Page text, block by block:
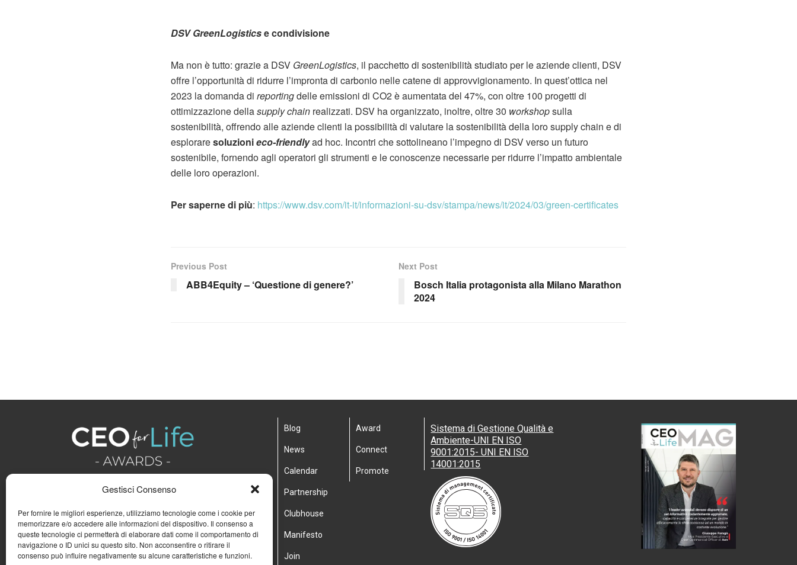
Gestisci Consenso
Per fornire le migliori esperienze, utilizziamo tecnologie come i cookie per
memorizzare e/o accedere alle informazioni del dispositivo. Il consenso a
queste tecnologie ci permetterà di elaborare dati come il comportamento di
navigazione o ID unici su questo sito. Non acconsentire o ritirare il
consenso può influire negativamente su alcune caratteristiche e funzioni.
DSV GreenLogisticse condivisione
Ma non è tutto: grazie a DSV GreenLogistics, il pacchetto di sostenibilità studiato per le aziende clienti, DSV
offre l’opportunità di ridurre l’impronta di carbonio nelle catene di approvvigionamento. In quest’ottica nel
2023 la domanda di reportingdelle emissioni di CO2 è aumentata del 47%, con oltre 100 progetti di
ottimizzazione dellasupply chain realizzati. DSV ha organizzato, inoltre, oltre 30 workshopsulla
sostenibilità, offrendo alle aziende clienti la possibilità di valutare la sostenibilità della loro supply chain e di
esploraresoluzionieco-friendlyad hoc. Incontri che sottolineano l’impegno di DSV verso un futuro
sostenibile, fornendo agli operatori gli strumenti e le conoscenze necessarie per ridurre l’impatto ambientale
delle loro operazioni.
Per saperne di più: https://www.dsv.com/it-it/informazioni-su-dsv/stampa/news/it/2024/03/green-certificates
Previous Post
ABB4Equity – ‘Questione di genere?’
Next Post
Bosch Italia protagonista alla Milano Marathon
2024
Blog
News
Calendar
Partnership
Clubhouse
Manifesto
Join
Award
Connect
Promote
Sistema di Gestione Qualità e
Ambiente-UNI EN ISO
9001:2015- UNI EN ISO
14001:2015